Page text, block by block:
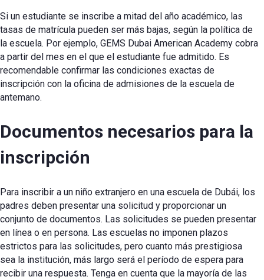
Si un estudiante se inscribe a mitad del año académico, las
tasas de matrícula pueden ser más bajas, según la política de
la escuela. Por ejemplo, GEMS Dubai American Academy cobra
a partir del mes en el que el estudiante fue admitido. Es
recomendable confirmar las condiciones exactas de
inscripción con la oficina de admisiones de la escuela de
antemano.
Documentos necesarios para la
inscripción
Para inscribir a un niño extranjero en una escuela de Dubái, los
padres deben presentar una solicitud y proporcionar un
conjunto de documentos. Las solicitudes se pueden presentar
en línea o en persona. Las escuelas no imponen plazos
estrictos para las solicitudes, pero cuanto más prestigiosa
sea la institución, más largo será el período de espera para
recibir una respuesta. Tenga en cuenta que la mayoría de las